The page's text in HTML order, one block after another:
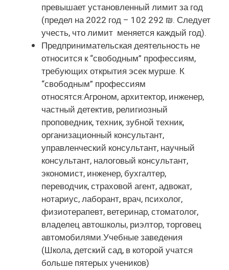
превышает установленный лимит за год
(предел на 2022 год – 102 292 ₪. Следует
учесть, что лимит меняется каждый год).
Предпринимательская деятельность не
относится к “свободным” профессиям,
требующих открытия эсек мурше. К
“свободным” профессиям
относятся:Агроном, архитектор, инженер,
частный детектив, религиозный
проповедник, техник, зубной техник,
организационный консультант,
управленческий консультант, научный
консультант, налоговый консультант,
экономист, инженер, бухгалтер,
переводчик, страховой агент, адвокат,
нотариус, лаборант, врач, психолог,
физиотерапевт, ветеринар, стоматолог,
владелец автошколы, риэлтор, торговец
автомобилями.Учебные заведения
(Школа, детский сад, в которой учатся
больше пятерых учеников)